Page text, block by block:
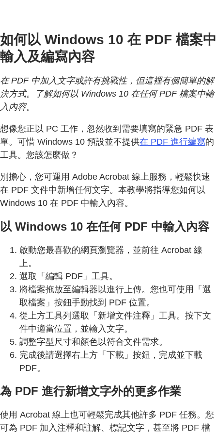
如何以 Windows 10 在 PDF 檔案中
輸入及編寫內容
在 PDF 中加入文字或許有挑戰性，但這裡有個簡單的解
決方式。了解如何以 Windows 10 在任何 PDF 檔案中輸
入內容。
想像您正以 PC 工作，忽然收到需要填寫的緊急 PDF 表
單。可惜 Windows 10 預設並不提供在 PDF 進行編寫的
工具。您該怎麼做？
別擔心，您可運用 Adobe Acrobat 線上服務，輕鬆快速
在 PDF 文件中新增任何文字。本教學將指導您如何以
Windows 10 在 PDF 中輸入內容。
以 Windows 10 在任何 PDF 中輸入內容
啟動您最喜歡的網頁瀏覽器，並前往 Acrobat 線
上。
選取「編輯 PDF」工具。
將檔案拖放至編輯器以進行上傳。您也可使用「選
取檔案」按鈕手動找到 PDF 位置。
從上方工具列選取「新增文件注釋」工具。按下文
件中適當位置，並輸入文字。
調整字型尺寸和顏色以符合文件需求。
完成後請選擇右上方「下載」按鈕，完成並下載
PDF。
為 PDF 進行新增文字外的更多作業
使用 Acrobat 線上也可輕鬆完成其他許多 PDF 任務。您
可為 PDF 加入注釋和註解、標記文字，甚至將 PDF 檔